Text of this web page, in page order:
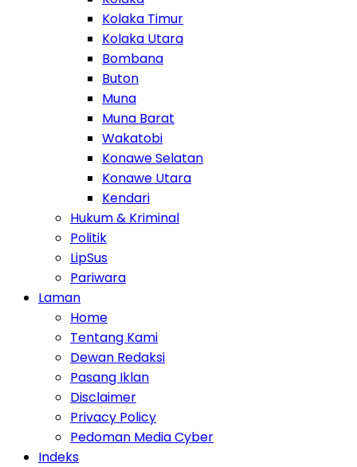
Kolaka Timur
Kolaka Utara
Bombana
Buton
Muna
Muna Barat
Wakatobi
Konawe Selatan
Konawe Utara
Kendari
Hukum & Kriminal
Politik
LipSus
Pariwara
Laman
Home
Tentang Kami
Dewan Redaksi
Pasang Iklan
Disclaimer
Privacy Policy
Pedoman Media Cyber
Indeks